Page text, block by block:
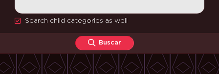
Search child categories as well
Buscar